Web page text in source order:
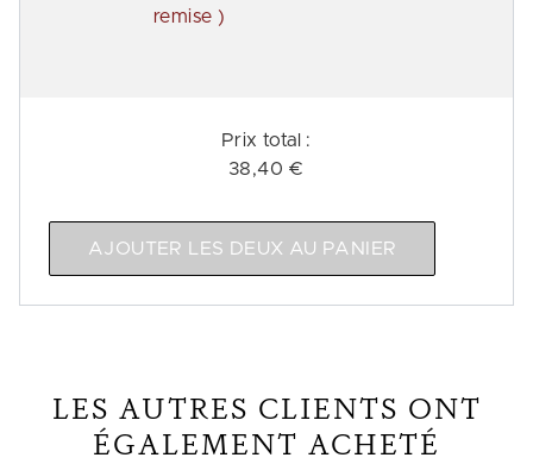
remise )
Prix ​​total :
38,40 €
AJOUTER LES DEUX AU PANIER
LES AUTRES CLIENTS ONT
ÉGALEMENT ACHETÉ